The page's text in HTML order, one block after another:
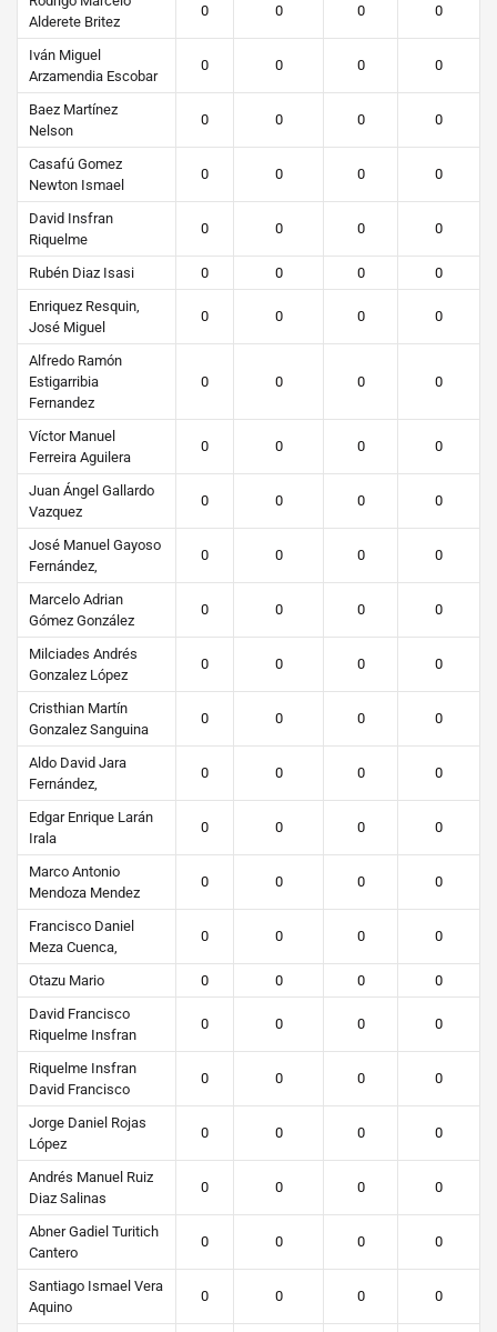
2.png
Alderete Britez
0 0 0 0
Iván Miguel
Arzamendia Escobar
0 0 0 0
Baez Martínez
Nelson
0 0 0 0
Casafú Gomez
Newton Ismael
0 0 0 0
David Insfran
Riquelme
0 0 0 0
Rubén Diaz Isasi 0 0 0
0
Enriquez Resquin,
José Miguel
0 0 0 0
Alfredo Ramón
Estigarribia
Fernandez
0 0 0 0
Víctor Manuel
Ferreira Aguilera
0 0 0 0
Juan Ángel Gallardo
Vazquez
0 0 0 0
José Manuel Gayoso
Fernández,
0 0 0 0
Marcelo Adrian
Gómez González
0 0 0 0
Milciades Andrés
Gonzalez López
0 0 0 0
Cristhian Martín
Gonzalez Sanguina
0 0 0 0
Aldo David Jara
Fernández,
0 0 0 0
Edgar Enrique Larán
Irala
0 0 0 0
Marco Antonio
Mendoza Mendez
0 0 0 0
Francisco Daniel
Meza Cuenca,
0 0 0 0
Otazu Mario 0 0 0
0
David Francisco
Riquelme Insfran
0 0 0 0
Riquelme Insfran
David Francisco
0 0 0 0
Jorge Daniel Rojas
López
0 0 0 0
Andrés Manuel Ruiz
Diaz Salinas
0 0 0 0
Abner Gadiel Turitich
Cantero
0 0 0 0
Santiago Ismael Vera
Aquino
0 0 0 0